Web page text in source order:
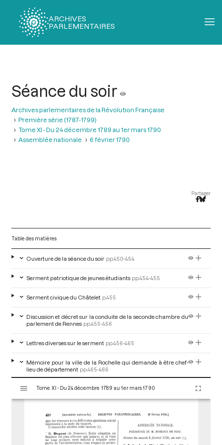
ARCHIVES
PARLEMENTAIRES
Séance du soir
Archives parlementaires de la Révolution Française
Première série (1787-1799)
Tome XI - Du 24 décembre 1789 au 1er mars 1790
Assemblée nationale
6 février 1790
Partager
Table des matières
Ouverture de la séance du soir pp.450-454
Serment patriotique de jeunes étudiants pp.454-455
Serment civique du Châtelet p.455
Discussion et décret sur la conduite de la seconde chambre du
parlement de Rennes pp.455-456
Lettres diverses sur le serment pp.456-465
Mémoire pour la ville de la Rochelle qui demande à être chef-
lieu de département pp.465-466
Mémoire de la société royale d'agriculture sur l'uniformité des
s
Tome XI - Du 24 décembre 1789 au 1er mars 1790